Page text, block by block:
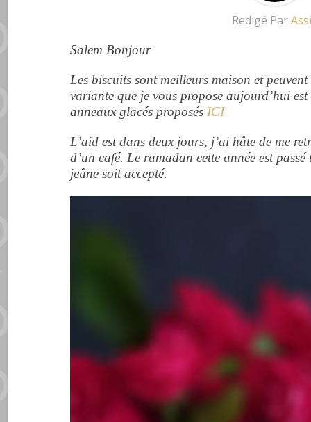
Redigé Par
Salem Bonjour
Les biscuits sont meilleurs maison et
variante que je vous propose aujourd’hui
anneaux glacés proposés ICI
L’aid est dans deux jours, j’ai hâte de me
d’un café. Le ramadan cette année est
jeûne soit accepté.